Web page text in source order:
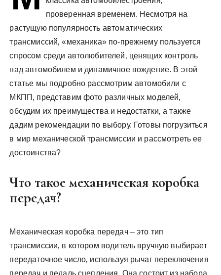
проверенная временем. Несмотря на
растущую популярность автоматических
трансмиссий‚ «механика» по-прежнему пользуется
спросом среди автолюбителей‚ ценящих контроль
над автомобилем и динамичное вождение. В этой
статье мы подробно рассмотрим автомобили с
МКПП‚ представим фото различных моделей‚
обсудим их преимущества и недостатки‚ а также
дадим рекомендации по выбору. Готовы погрузиться
в мир механической трансмиссии и рассмотреть ее
достоинства?
Что такое механическая коробка
передач?
Механическая коробка передач – это тип
трансмиссии‚ в котором водитель вручную выбирает
передаточное число‚ используя рычаг переключения
передач и педаль сцепления. Она состоит из набора